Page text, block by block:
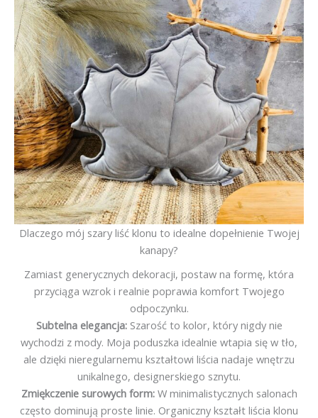
Dlaczego mój szary liść klonu to idealne dopełnienie Twojej
kanapy?
Zamiast generycznych dekoracji, postaw na formę, która
przyciąga wzrok i realnie poprawia komfort Twojego
odpoczynku.
Subtelna elegancja:Szarość to kolor, który nigdy nie
wychodzi z mody. Moja poduszka idealnie wtapia się w tło,
ale dzięki nieregularnemu kształtowi liścia nadaje wnętrzu
unikalnego, designerskiego sznytu.
Zmiękczenie surowych form: W minimalistycznych salonach
często dominują proste linie. Organiczny kształt liścia klonu